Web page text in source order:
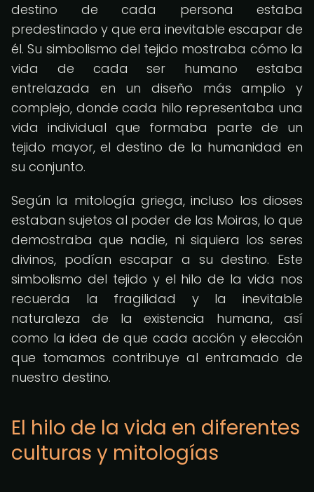
destino de cada persona estaba
predestinado y que era inevitable escapar de
él. Su simbolismo del tejido mostraba cómo la
vida de cada ser humano estaba
entrelazada en un diseño más amplio y
complejo, donde cada hilo representaba una
vida individual que formaba parte de un
tejido mayor, el destino de la humanidad en
su conjunto.
Según la mitología griega, incluso los dioses
estaban sujetos al poder de las Moiras, lo que
demostraba que nadie, ni siquiera los seres
divinos, podían escapar a su destino. Este
simbolismo del tejido y el hilo de la vida nos
recuerda la fragilidad y la inevitable
naturaleza de la existencia humana, así
como la idea de que cada acción y elección
que tomamos contribuye al entramado de
nuestro destino.
El hilo de la vida en diferentes
culturas y mitologías